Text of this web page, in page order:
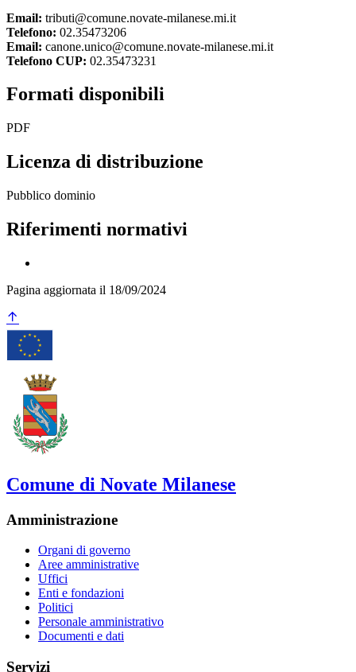
Email: tributi@comune.novate-milanese.mi.it
Telefono: 02.35473206
Email: canone.unico@comune.novate-milanese.mi.it
Telefono CUP: 02.35473231
Formati disponibili
PDF
Licenza di distribuzione
Pubblico dominio
Riferimenti normativi
Pagina aggiornata il 18/09/2024
Comune di Novate Milanese
Amministrazione
Organi di governo
Aree amministrative
Uffici
Enti e fondazioni
Politici
Personale amministrativo
Documenti e dati
Servizi